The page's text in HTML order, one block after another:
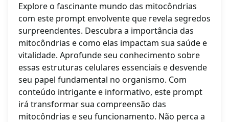
Explore o fascinante mundo das mitocôndrias
com este prompt envolvente que revela segredos
surpreendentes. Descubra a importância das
mitocôndrias e como elas impactam sua saúde e
vitalidade. Aprofunde seu conhecimento sobre
essas estruturas celulares essenciais e desvende
seu papel fundamental no organismo. Com
conteúdo intrigante e informativo, este prompt
irá transformar sua compreensão das
mitocôndrias e seu funcionamento. Não perca a